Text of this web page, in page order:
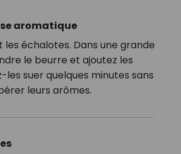
aromatique
les échalotes. Dans une grande
le beurre et ajoutez les
les suer quelques minutes sans
leurs arômes.